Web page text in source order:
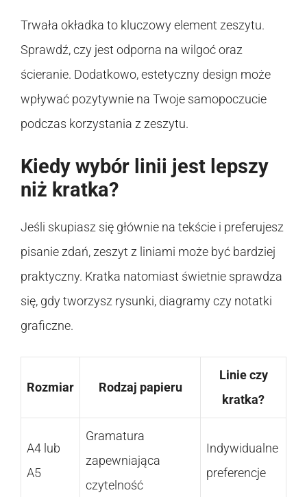
Trwała okładka to kluczowy element zeszytu.
Sprawdź, czy jest odporna na wilgoć oraz
ścieranie. Dodatkowo, estetyczny design może
wpływać pozytywnie na Twoje samopoczucie
podczas korzystania z zeszytu.
Kiedy wybór linii jest lepszy
niż kratka?
Jeśli skupiasz się głównie na tekście i preferujesz
pisanie zdań, zeszyt z liniami może być bardziej
praktyczny. Kratka natomiast świetnie sprawdza
się, gdy tworzysz rysunki, diagramy czy notatki
graficzne.
Rozmiar Rodzaj papieru
Linie czy
kratka?
A4 lub
A5
Gramatura
zapewniająca
czytelność
Indywidualne
preferencje